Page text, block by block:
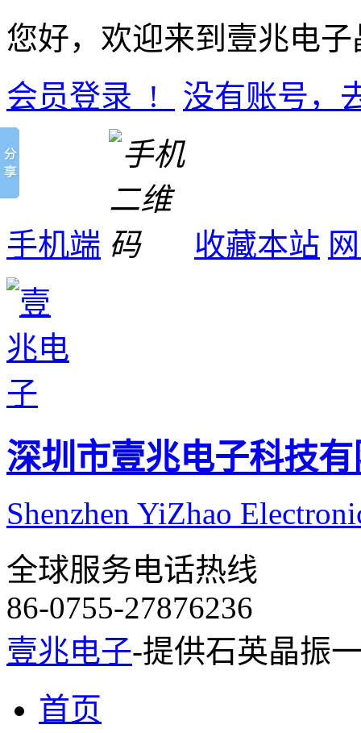
您好，欢迎来到壹兆电
会员登录 !
没有账号，
手机端 收藏本站
深圳市壹兆电子科技
Shenzhen YiZhao
全球服务电话热线
86-0755-27876236
壹兆电子-提供石英晶振
首页